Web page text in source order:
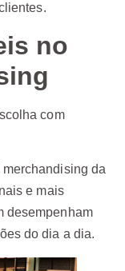
no
com
da
e mais
desempenham
do dia a dia.